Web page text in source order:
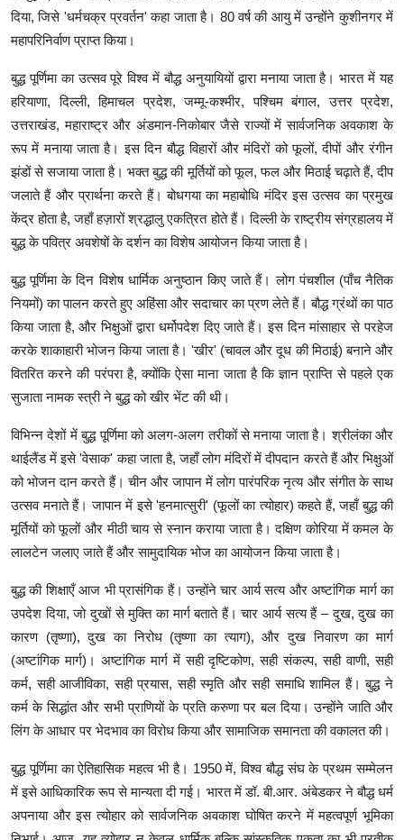
दिया, जिसे 'धर्मचक्र प्रवर्तन' कहा जाता है। 80 वर्ष की आयु में उन्होंने कुशीनगर में
महापरिनिर्वाण प्राप्त किया।
बुद्ध पूर्णिमा का उत्सव पूरे विश्व में बौद्ध अनुयायियों द्वारा मनाया जाता है। भारत में यह
हरियाणा, दिल्ली, हिमाचल प्रदेश, जम्मू-कश्मीर, पश्चिम बंगाल, उत्तर प्रदेश,
उत्तराखंड, महाराष्ट्र और अंडमान-निकोबार जैसे राज्यों में सार्वजनिक अवकाश के
रूप में मनाया जाता है। इस दिन बौद्ध विहारों और मंदिरों को फूलों, दीपों और रंगीन
झंडों से सजाया जाता है। भक्त बुद्ध की मूर्तियों को फूल, फल और मिठाई चढ़ाते हैं, दीप
जलाते हैं और प्रार्थना करते हैं। बोधगया का महाबोधि मंदिर इस उत्सव का प्रमुख
केंद्र होता है, जहाँ हज़ारों श्रद्धालु एकत्रित होते हैं। दिल्ली के राष्ट्रीय संग्रहालय में
बुद्ध के पवित्र अवशेषों के दर्शन का विशेष आयोजन किया जाता है।
बुद्ध पूर्णिमा के दिन विशेष धार्मिक अनुष्ठान किए जाते हैं। लोग पंचशील (पाँच नैतिक
नियमों) का पालन करते हुए अहिंसा और सदाचार का प्रण लेते हैं। बौद्ध ग्रंथों का पाठ
किया जाता है, और भिक्षुओं द्वारा धर्मोपदेश दिए जाते हैं। इस दिन मांसाहार से परहेज
करके शाकाहारी भोजन किया जाता है। 'खीर' (चावल और दूध की मिठाई) बनाने और
वितरित करने की परंपरा है, क्योंकि ऐसा माना जाता है कि ज्ञान प्राप्ति से पहले एक
सुजाता नामक स्त्री ने बुद्ध को खीर भेंट की थी।
विभिन्न देशों में बुद्ध पूर्णिमा को अलग-अलग तरीकों से मनाया जाता है। श्रीलंका और
थाईलैंड में इसे 'वेसाक' कहा जाता है, जहाँ लोग मंदिरों में दीपदान करते हैं और भिक्षुओं
को भोजन दान करते हैं। चीन और जापान में लोग पारंपरिक नृत्य और संगीत के साथ
उत्सव मनाते हैं। जापान में इसे 'हनमात्सुरी' (फूलों का त्योहार) कहते हैं, जहाँ बुद्ध की
मूर्तियों को फूलों और मीठी चाय से स्नान कराया जाता है। दक्षिण कोरिया में कमल के
लालटेन जलाए जाते हैं और सामुदायिक भोज का आयोजन किया जाता है।
बुद्ध की शिक्षाएँ आज भी प्रासंगिक हैं। उन्होंने चार आर्य सत्य और अष्टांगिक मार्ग का
उपदेश दिया, जो दुखों से मुक्ति का मार्ग बताते हैं। चार आर्य सत्य हैं – दुख, दुख का
कारण (तृष्णा), दुख का निरोध (तृष्णा का त्याग), और दुख निवारण का मार्ग
(अष्टांगिक मार्ग)। अष्टांगिक मार्ग में सही दृष्टिकोण, सही संकल्प, सही वाणी, सही
कर्म, सही आजीविका, सही प्रयास, सही स्मृति और सही समाधि शामिल हैं। बुद्ध ने
कर्म के सिद्धांत और सभी प्राणियों के प्रति करुणा पर बल दिया। उन्होंने जाति और
लिंग के आधार पर भेदभाव का विरोध किया और सामाजिक समानता की वकालत की।
बुद्ध पूर्णिमा का ऐतिहासिक महत्व भी है। 1950 में, विश्व बौद्ध संघ के प्रथम सम्मेलन
में इसे आधिकारिक रूप से मान्यता दी गई। भारत में डॉ. बी.आर. अंबेडकर ने बौद्ध धर्म
अपनाया और इस त्योहार को सार्वजनिक अवकाश घोषित करने में महत्वपूर्ण भूमिका